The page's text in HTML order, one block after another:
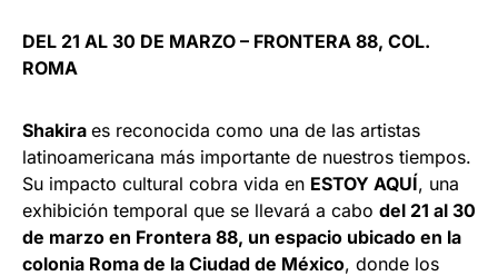
DEL 21 AL 30 DE MARZO – FRONTERA 88, COL.
ROMA
Shakira es reconocida como una de las artistas
latinoamericana más importante de nuestros tiempos.
Su impacto cultural cobra vida en ESTOY AQUÍ, una
exhibición temporal que se llevará a cabo del 21 al 30
de marzo en Frontera 88, un espacio ubicado en la
colonia Roma de la Ciudad de México, donde los